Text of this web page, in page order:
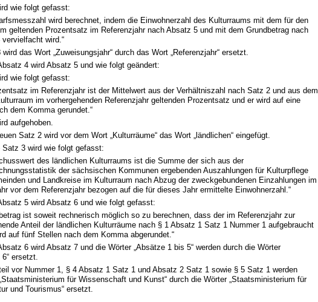
wie folgt gefasst:
wird berechnet, indem die Einwohnerzahl des Kulturraums mit dem für den
geltenden Prozentsatz im Referenzjahr nach Absatz 5 und mit dem Grundbetrag nach
wird.“
wird das Wort „Zuweisungsjahr“ durch das Wort „Referenzjahr“ ersetzt.
4 wird Absatz 5 und wie folgt geändert:
wie folgt gefasst:
im Referenzjahr ist der Mittelwert aus der Verhältniszahl nach Satz 2 und aus dem
im vorhergehenden Referenzjahr geltenden Prozentsatz und er wird auf eine
dem Komma gerundet.“
aufgehoben.
Satz 2 wird vor dem Wort „Kulturräume“ das Wort „ländlichen“ eingefügt.
Satz 3 wird wie folgt gefasst:
des ländlichen Kulturraums ist die Summe der sich aus der
der sächsischen Kommunen ergebenden Auszahlungen für Kulturpflege
und Landkreise im Kulturraum nach Abzug der zweckgebundenen Einzahlungen im
vor dem Referenzjahr bezogen auf die für dieses Jahr ermittelte Einwohnerzahl.“
5 wird Absatz 6 und wie folgt gefasst:
ist soweit rechnerisch möglich so zu berechnen, dass der im Referenzjahr zur
Anteil der ländlichen Kulturräume nach § 1 Absatz 1 Satz 1 Nummer 1 aufgebraucht
auf fünf Stellen nach dem Komma abgerundet.“
6 wird Absatz 7 und die Wörter „Absätze 1 bis 5“ werden durch die Wörter
ersetzt.
vor Nummer 1, § 4 Absatz 1 Satz 1 und Absatz 2 Satz 1 sowie § 5 Satz 1 werden
für Wissenschaft und Kunst“ durch die Wörter „Staatsministerium für
und Tourismus“ ersetzt.